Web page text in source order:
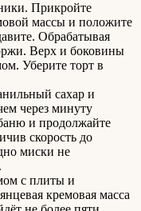
Прикройте
массы и положите
Обрабатывая
Верх и боковины
Уберите торт в
сахар и
через минуту
и продолжайте
скорость до
миски не
с плиты и
кремовая масса